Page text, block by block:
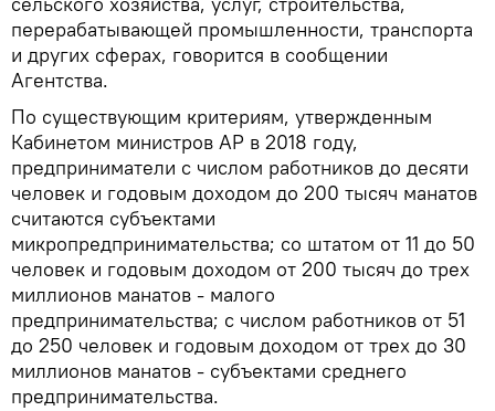
перерабатывающей промышленности, транспорта
и других сферах, говорится в сообщении
Агентства.
По существующим критериям, утвержденным
Кабинетом министров АР в 2018 году,
предприниматели с числом работников до десяти
человек и годовым доходом до 200 тысяч манатов
считаются субъектами
микропредпринимательства; со штатом от 11 до 50
человек и годовым доходом от 200 тысяч до трех
миллионов манатов - малого
предпринимательства; с числом работников от 51
до 250 человек и годовым доходом от трех до 30
миллионов манатов - субъектами среднего
предпринимательства.